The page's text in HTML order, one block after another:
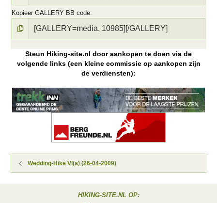
Kopieer GALLERY BB code
Steun Hiking-site.nl door aankopen te doen via de
volgende links (een kleine commissie op aankopen zijn
de verdiensten):
Wedding-Hike VI(a) (26-04-2009)
HIKING-SITE.NL OP: